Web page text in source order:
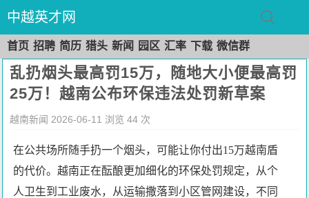
中越英才网
首页 招聘 简历 猎头 新闻 园区 汇率 下载 微信群
乱扔烟头最高罚15万，随地大小便最高罚
25万！越南公布环保违法处罚新草案
越南新闻 2026-06-11 浏览 44 次
在公共场所随手扔一个烟头，可能让你付出15万越南盾
的代价。越南正在酝酿更加细化的环保处罚规定，从个
人卫生到工业废水，从运输撒落到小区管网建设，不同